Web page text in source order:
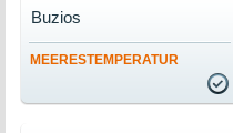
MEERESTEMPERATUR
Buzios